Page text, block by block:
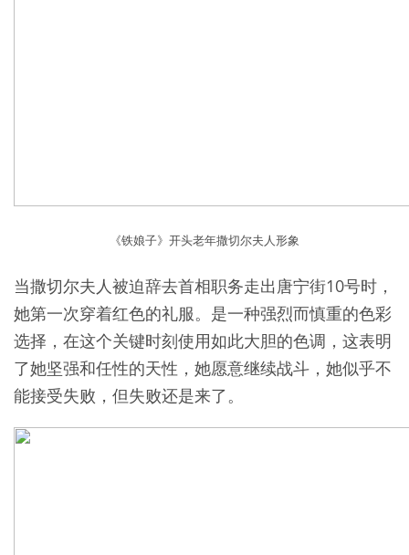
《铁娘子》开头老年撒切尔夫人形象
当撒切尔夫人被迫辞去首相职务走出唐宁街10号时，
她第一次穿着红色的礼服。是一种强烈而慎重的色彩
选择，在这个关键时刻使用如此大胆的色调，这表明
了她坚强和任性的天性，她愿意继续战斗，她似乎不
能接受失败，但失败还是来了。